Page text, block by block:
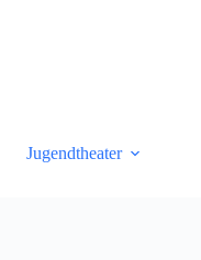
Jugendtheater